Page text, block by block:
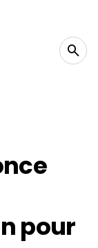
pour